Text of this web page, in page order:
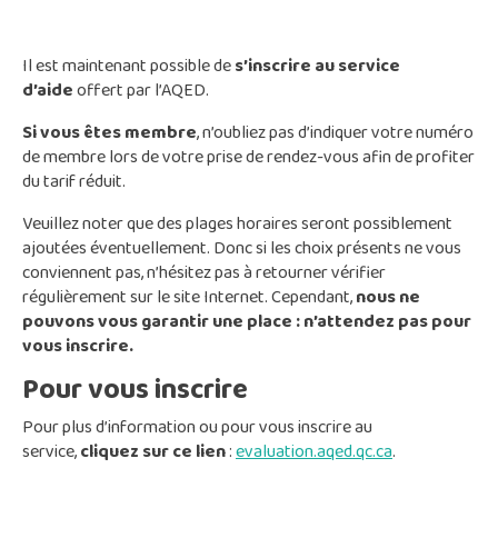
Il est maintenant possible des’inscrire au service
d’aideoffert par l’AQED.
Si vous êtes membre, n’oubliez pas d’indiquer votre numéro
de membre lors de votre prise de rendez-vous afin de profiter
du tarif réduit.
Veuillez noter que des plages horaires seront possiblement
ajoutées éventuellement. Donc si les choix présents ne vous
conviennent pas, n’hésitez pas à retourner vérifier
régulièrement sur le site Internet. Cependant,nous ne
pouvons vous garantir une place : n’attendez pas pour
vous inscrire.
Pour vous inscrire
Pour plus d’information ou pour vous inscrire au
service,cliquezsurcelien:evaluation.aqed.qc.ca.